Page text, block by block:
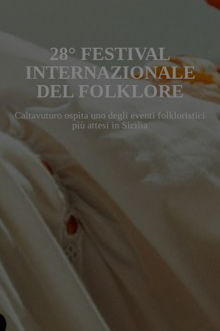
28° FESTIVAL
INTERNAZIONALE
DEL FOLKLORE
Caltavuturo ospita uno degli eventi folkloristici
più attesi in Sicilia